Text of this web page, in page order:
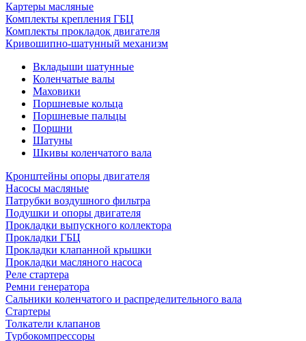
Картеры масляные
Комплекты крепления ГБЦ
Комплекты прокладок двигателя
Кривошипно-шатунный механизм
Вкладыши шатунные
Коленчатые валы
Маховики
Поршневые кольца
Поршневые пальцы
Поршни
Шатуны
Шкивы коленчатого вала
Кронштейны опоры двигателя
Насосы масляные
Патрубки воздушного фильтра
Подушки и опоры двигателя
Прокладки выпускного коллектора
Прокладки ГБЦ
Прокладки клапанной крышки
Прокладки масляного насоса
Реле стартера
Ремни генератора
Сальники коленчатого и распределительного вала
Стартеры
Толкатели клапанов
Турбокомпрессоры